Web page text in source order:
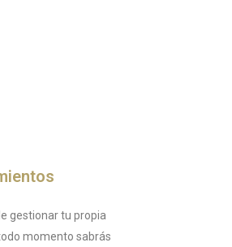
gestionar tu propia
momento sabrás